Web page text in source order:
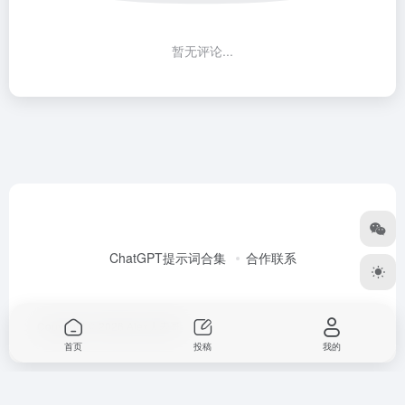
暂无评论...
ChatGPT提示词合集 合作联系
Copyright © 2026
首页 投稿 我的